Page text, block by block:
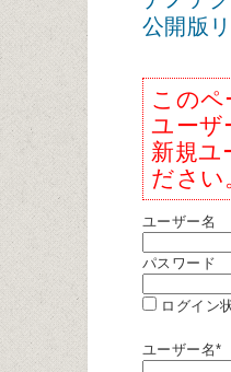
公開版
このペ
ユーザ
新規ユ
ださい
ユーザー名
パスワード
ログイン
ユーザー名*